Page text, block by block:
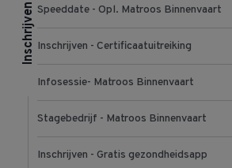
Inschrijven Speeddate - Opl. Matroos Binnenvaart
Inschrijven - Certificaatuitreiking
Infosessie- Matroos Binnenvaart
Stagebedrijf - Matroos Binnenvaart
Inschrijven - Gratis gezondheidsapp